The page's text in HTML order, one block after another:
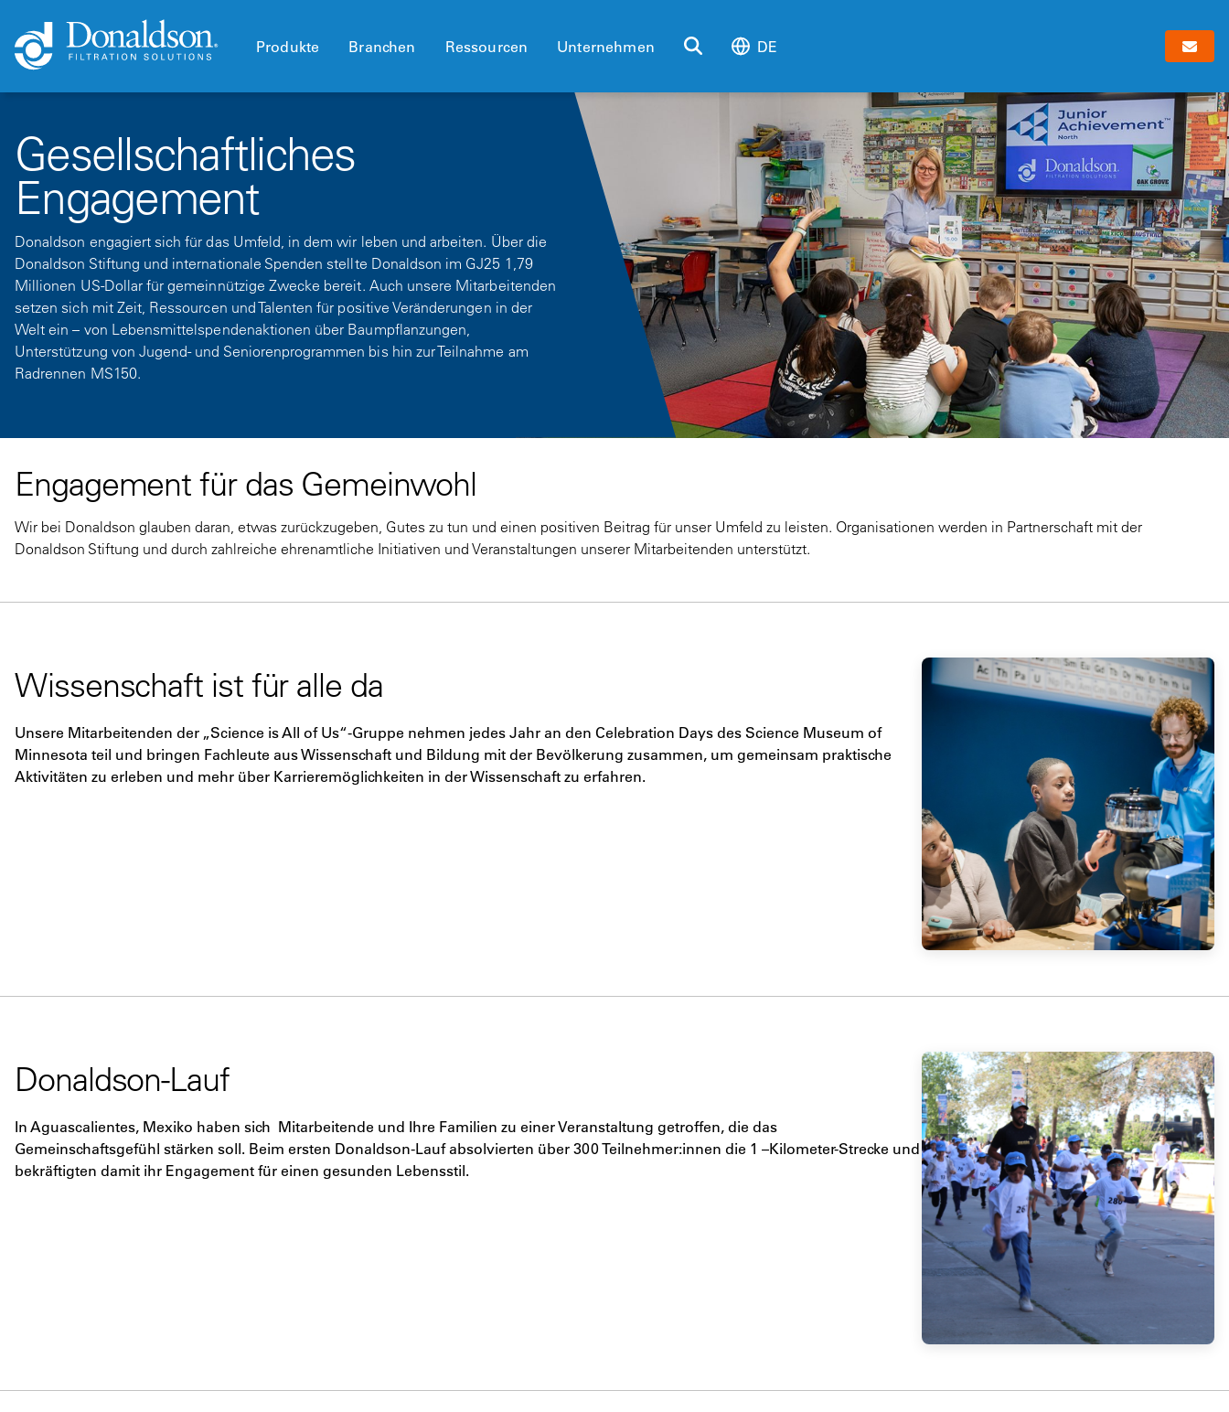
Produkte Branchen Ressourcen Unternehmen DE
Gesellschaftliches
Engagement
Donaldson engagiert sich für das Umfeld, in dem wir leben und arbeiten. Über die
Donaldson Stiftung und internationale Spenden stellte Donaldson im GJ25 1,79
Millionen US-Dollar für gemeinnützige Zwecke bereit. Auch unsere Mitarbeitenden
setzen sich mit Zeit, Ressourcen und Talenten für positive Veränderungen in der
Welt ein – von Lebensmittelspendenaktionen über Baumpflanzungen,
Unterstützung von Jugend- und Seniorenprogrammen bis hin zur Teilnahme am
Radrennen MS150.
Engagement für das Gemeinwohl
Wir bei Donaldson glauben daran, etwas zurückzugeben, Gutes zu tun und einen positiven Beitrag für unser Umfeld zu leisten. Organisationen werden in Partnerschaft mit der
Donaldson Stiftung und durch zahlreiche ehrenamtliche Initiativen und Veranstaltungen unserer Mitarbeitenden unterstützt.
Wissenschaft ist für alle da
Unsere Mitarbeitenden der „Science is All of Us“-Gruppe nehmen jedes Jahr an den Celebration Days des Science Museum of
Minnesota teil und bringen Fachleute aus Wissenschaft und Bildung mit der Bevölkerung zusammen, um gemeinsam praktische
Aktivitäten zu erleben und mehr über Karrieremöglichkeiten in der Wissenschaft zu erfahren.
Donaldson-Lauf
In Aguascalientes, Mexiko haben sich Mitarbeitende und Ihre Familien zu einer Veranstaltung getroffen, die das
Gemeinschaftsgefühl stärken soll. Beim ersten Donaldson-Lauf absolvierten über 300 Teilnehmer:innen die 1 –Kilometer-Strecke und
bekräftigten damit ihr Engagement für einen gesunden Lebensstil.